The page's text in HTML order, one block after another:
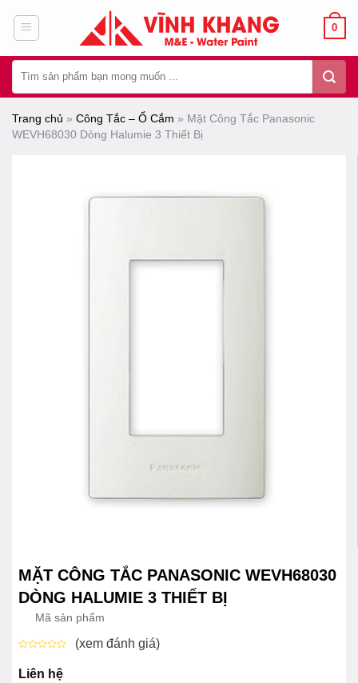
dung
0
kiếm:
Trang chủ » Công Tắc – Ổ Cắm » Mặt Công Tắc Panasonic
WEVH68030 Dòng Halumie 3 Thiết Bị
MẶT CÔNG TẮC PANASONIC WEVH68030
DÒNG HALUMIE 3 THIẾT BỊ
Mã sản phẩm
xếp
hạng
(xem đánh giá)
Liên hệ